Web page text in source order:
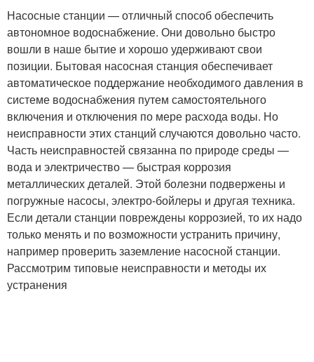
Насосные станции — отличный способ обеспечить
автономное водоснабжение. Они довольно быстро
вошли в наше бытие и хорошо удерживают свои
позиции. Бытовая насосная станция обеспечивает
автоматическое поддержание необходимого давления в
системе водоснабжения путем самостоятельного
включения и отключения по мере расхода воды. Но
неисправности этих станций случаются довольно часто.
Часть неисправностей связанна по природе среды —
вода и электричество — быстрая коррозия
металлических деталей. Этой болезни подвержены и
погружные насосы, электро-бойлеры и другая техника.
Если детали станции повреждены коррозией, то их надо
только менять и по возможности устранить причину,
например проверить заземление насосной станции.
Рассмотрим типовые неисправности и методы их
устранения